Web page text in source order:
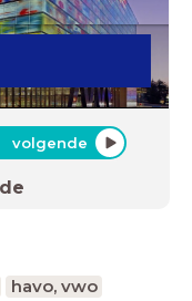
volgende
havo, vwo